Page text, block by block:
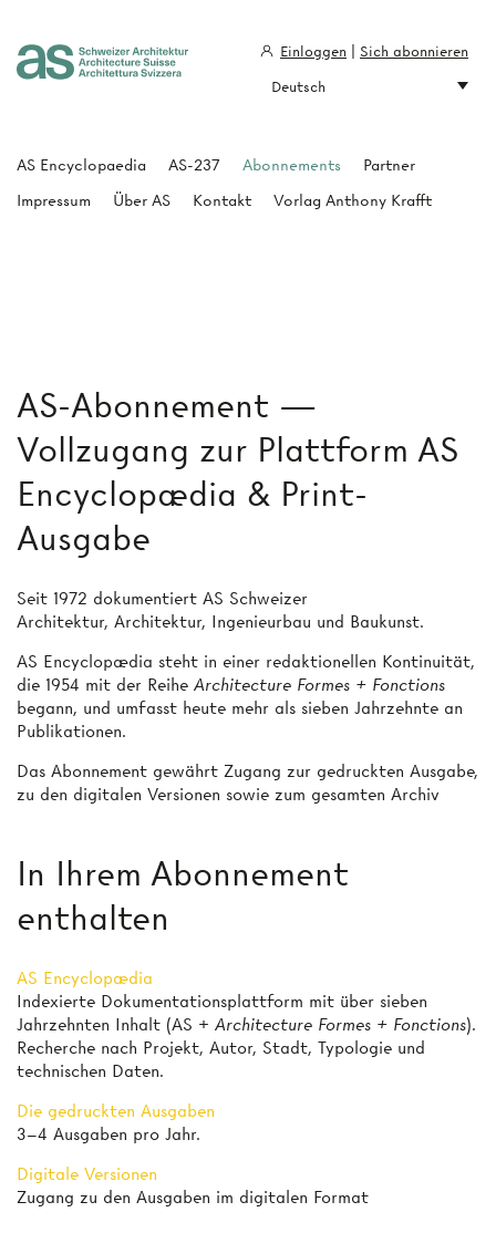
AS-Abonnement —
Vollzugang zur Plattform AS
Encyclopædia & Print-
Ausgabe
Seit 1972 dokumentiert AS Schweizer
Architektur, Architektur, Ingenieurbau und Baukunst.
AS Encyclopædia steht in einer redaktionellen Kontinuität,
die 1954 mit der Reihe Architecture Formes + Fonctions
begann, und umfasst heute mehr als sieben Jahrzehnte an
Publikationen.
Das Abonnement gewährt Zugang zur gedruckten Ausgabe,
zu den digitalen Versionen sowie zum gesamten Archiv
In Ihrem Abonnement
enthalten
AS Encyclopædia
Indexierte Dokumentationsplattform mit über sieben
Jahrzehnten Inhalt (AS + Architecture Formes + Fonctions).
Recherche nach Projekt, Autor, Stadt, Typologie und
technischen Daten.
Die gedruckten Ausgaben
3–4 Ausgaben pro Jahr.
Digitale Versionen
Zugang zu den Ausgaben im digitalen Format
AS Encyclopaedia AS-237 Abonnements
Partner
Impressum
Über AS Kontakt Vorlag Anthony Krafft
Einloggen
Sich abonnieren
Deutsch